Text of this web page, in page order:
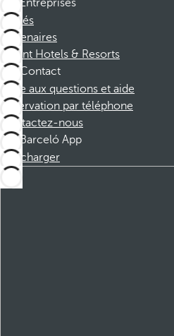
Entreprises
Affiliés
Partenaires
Dorint Hotels & Resorts
Contact
Foire aux questions et aide
Réservation par téléphone
Contactez-nous
Barceló App
Télécharger